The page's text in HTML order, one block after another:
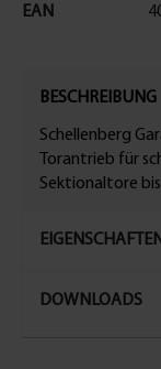
EAN
BESCHREIBUNG
Schellenberg
Torantrieb für
Sektionaltore
EIGENSCHAFTEN
DOWNLOADS